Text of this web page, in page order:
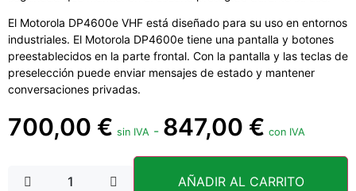
El Motorola DP4600e VHF está diseñado para su uso en entornos
industriales. El Motorola DP4600e tiene una pantalla y botones
preestablecidos en la parte frontal. Con la pantalla y las teclas de
preselección puede enviar mensajes de estado y mantener
conversaciones privadas.
700,00 € sin IVA - 847,00 € con IVA
AÑADIR AL CARRITO